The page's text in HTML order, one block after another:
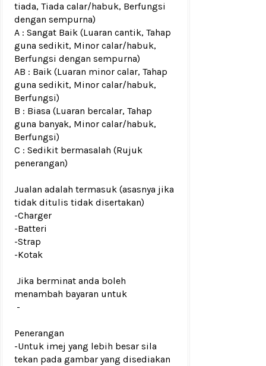
tiada, Tiada calar/habuk, Berfungsi
dengan sempurna)
A : Sangat Baik (Luaran cantik, Tahap
guna sedikit, Minor calar/habuk,
Berfungsi dengan sempurna)
AB : Baik (Luaran minor calar, Tahap
guna sedikit, Minor calar/habuk,
Berfungsi)
B : Biasa (Luaran bercalar, Tahap
guna banyak, Minor calar/habuk,
Berfungsi)
C : Sedikit bermasalah (Rujuk
penerangan)
Jualan adalah termasuk (asasnya jika
tidak ditulis tidak disertakan)
-Charger
-Batteri
-Strap
-Kotak
Jika berminat anda boleh
menambah bayaran untuk
-
Penerangan
-Untuk imej yang lebih besar sila
tekan pada gambar yang disediakan